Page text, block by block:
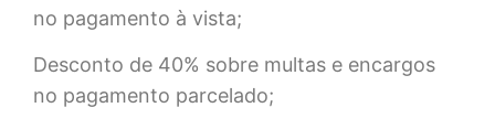
no pagamento à vista;
Desconto de 40% sobre multas e encargos
no pagamento parcelado;